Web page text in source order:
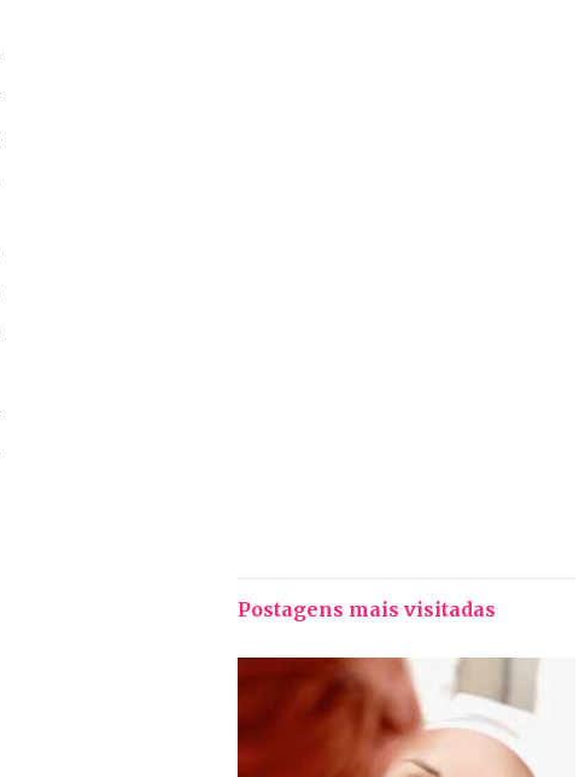
Postagens mais visitadas